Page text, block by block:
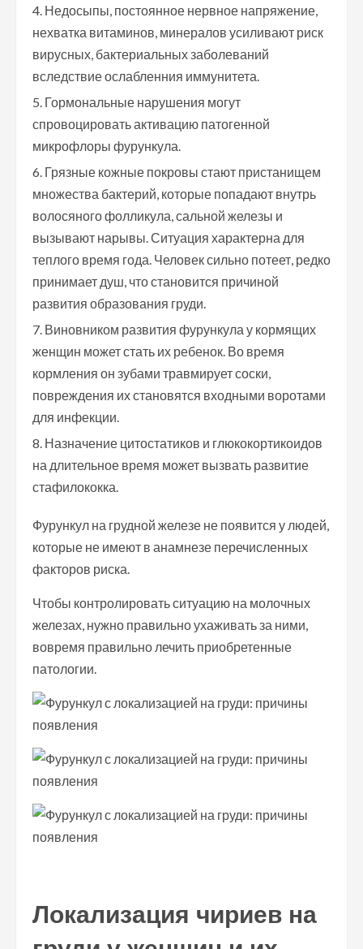
Недосыпы, постоянное нервное напряжение,
нехватка витаминов, минералов усиливают риск
вирусных, бактериальных заболеваний
вследствие ослабленния иммунитета.
Гормональные нарушения могут
спровоцировать активацию патогенной
микрофлоры фурункула.
Грязные кожные покровы стают пристанищем
множества бактерий, которые попадают внутрь
волосяного фолликула, сальной железы и
вызывают нарывы. Ситуация характерна для
теплого время года. Человек сильно потеет, редко
принимает душ, что становится причиной
развития образования груди.
Виновником развития фурункула у кормящих
женщин может стать их ребенок. Во время
кормления он зубами травмирует соски,
повреждения их становятся входными воротами
для инфекции.
Назначение цитостатиков и глюкокортикоидов
на длительное время может вызвать развитие
стафилококка.
Фурункул на грудной железе не появится у людей,
которые не имеют в анамнезе перечисленных
факторов риска.
Чтобы контролировать ситуацию на молочных
железах, нужно правильно ухаживать за ними,
вовремя правильно лечить приобретенные
патологии.
Локализация чириев на